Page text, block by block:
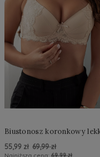
Biustonosz koronkowy lekki
55,99 zł 69,99 zł
Najniższa cena: 69,99 zł